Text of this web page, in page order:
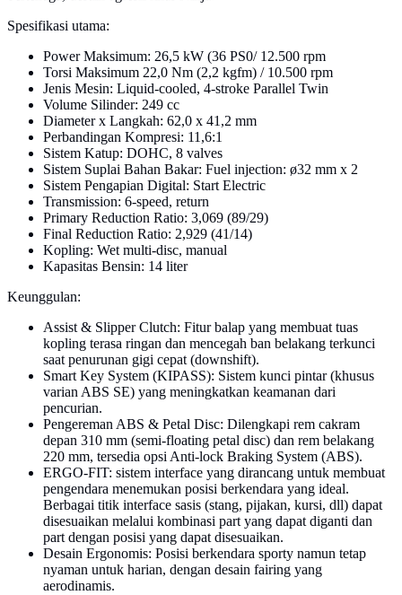
Spesifikasi utama:
Power Maksimum: 26,5 kW (36 PS0/ 12.500 rpm
Torsi Maksimum 22,0 Nm (2,2 kgfm) / 10.500 rpm
Jenis Mesin: Liquid-cooled, 4-stroke Parallel Twin
Volume Silinder: 249 cc
Diameter x Langkah: 62,0 x 41,2 mm
Perbandingan Kompresi: 11,6:1
Sistem Katup: DOHC, 8 valves
Sistem Suplai Bahan Bakar: Fuel injection: ø32 mm x 2
Sistem Pengapian Digital: Start Electric
Transmission: 6-speed, return
Primary Reduction Ratio: 3,069 (89/29)
Final Reduction Ratio: 2,929 (41/14)
Kopling: Wet multi-disc, manual
Kapasitas Bensin: 14 liter
Keunggulan:
Assist & Slipper Clutch: Fitur balap yang membuat tuas
kopling terasa ringan dan mencegah ban belakang terkunci
saat penurunan gigi cepat (downshift).
Smart Key System (KIPASS): Sistem kunci pintar (khusus
varian ABS SE) yang meningkatkan keamanan dari
pencurian.
Pengereman ABS & Petal Disc: Dilengkapi rem cakram
depan 310 mm (semi-floating petal disc) dan rem belakang
220 mm, tersedia opsi Anti-lock Braking System (ABS).
ERGO-FIT: sistem interface yang dirancang untuk membuat
pengendara menemukan posisi berkendara yang ideal.
Berbagai titik interface sasis (stang, pijakan, kursi, dll) dapat
disesuaikan melalui kombinasi part yang dapat diganti dan
part dengan posisi yang dapat disesuaikan.
Desain Ergonomis: Posisi berkendara sporty namun tetap
nyaman untuk harian, dengan desain fairing yang
aerodinamis.